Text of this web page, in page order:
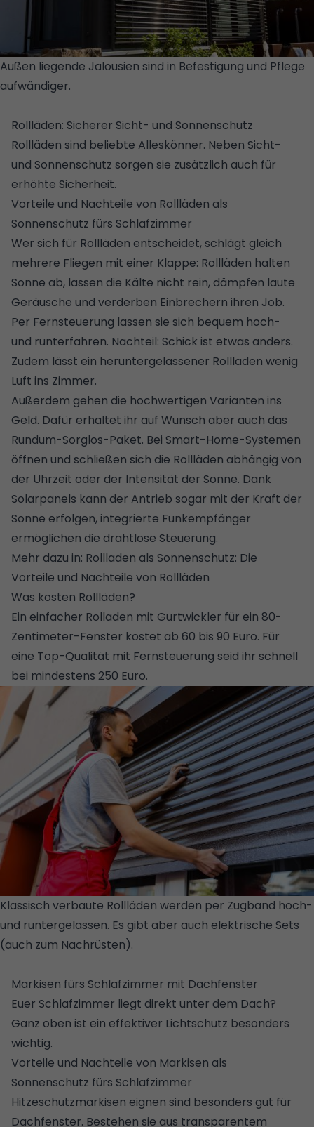
Außen liegende Jalousien sind in Befestigung und Pflege
aufwändiger.
Rollläden: Sicherer Sicht- und Sonnenschutz
Rollläden sind beliebte Alleskönner. Neben Sicht-
und Sonnenschutz sorgen sie zusätzlich auch für
erhöhte Sicherheit.
Vorteile und Nachteile von Rollläden als
Sonnenschutz fürs Schlafzimmer
Wer sich für Rollläden entscheidet, schlägt gleich
mehrere Fliegen mit einer Klappe: Rollläden halten
Sonne ab, lassen die Kälte nicht rein, dämpfen laute
Geräusche und verderben Einbrechern ihren Job.
Per Fernsteuerung lassen sie sich bequem hoch-
und runterfahren. Nachteil: Schick ist etwas anders.
Zudem lässt ein heruntergelassener Rollladen wenig
Luft ins Zimmer.
Außerdem gehen die hochwertigen Varianten ins
Geld. Dafür erhaltet ihr auf Wunsch aber auch das
Rundum-Sorglos-Paket. Bei Smart-Home-Systemen
öffnen und schließen sich die Rollläden abhängig von
der Uhrzeit oder der Intensität der Sonne. Dank
Solarpanels kann der Antrieb sogar mit der Kraft der
Sonne erfolgen, integrierte Funkempfänger
ermöglichen die drahtlose Steuerung.
Mehr dazu in: Rollladen als Sonnenschutz: Die
Vorteile und Nachteile von Rollläden
Was kosten Rollläden?
Ein einfacher Rolladen mit Gurtwickler für ein 80-
Zentimeter-Fenster kostet ab 60 bis 90 Euro. Für
eine Top-Qualität mit Fernsteuerung seid ihr schnell
bei mindestens 250 Euro.
Klassisch verbaute Rollläden werden per Zugband hoch-
und runtergelassen. Es gibt aber auch elektrische Sets
(auch zum Nachrüsten).
Markisen fürs Schlafzimmer mit Dachfenster
Euer Schlafzimmer liegt direkt unter dem Dach?
Ganz oben ist ein effektiver Lichtschutz besonders
wichtig.
Vorteile und Nachteile von Markisen als
Sonnenschutz fürs Schlafzimmer
Hitzeschutzmarkisen eignen sind besonders gut für
Dachfenster. Bestehen sie aus transparentem